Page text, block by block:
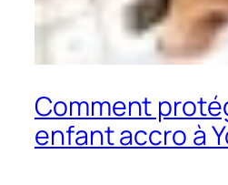
Comment
enfant accro à